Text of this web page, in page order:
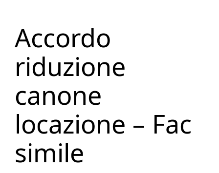
Accordo
riduzione
canone
locazione – Fac
simile